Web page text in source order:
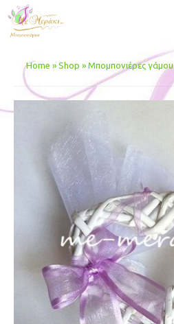
Home » Shop » Μπομπονιέρες γάμου